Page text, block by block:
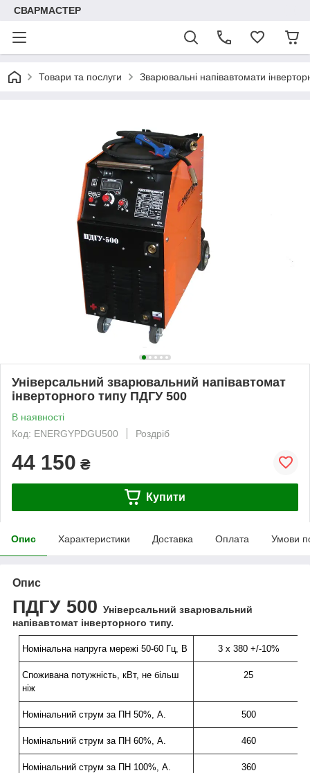
СВАРМАСТЕР
Товари та послуги Зварювальні напівавтомати
Універсальний зварювальний напівавтомат
інверторного типу ПДГУ 500
В наявності
Код: ENERGYPDGU500
Роздріб
44 150 ₴
Купити
Опис Характеристики Доставка Оплата Умови
Опис
ПДГУ 500 Універсальний зварювальний
напівавтомат інверторного типу.
Номінальна напруга мережі 50-60 Гц, В 3 x 380+/-10%
Споживана потужність, кВт, не більш
ніж
25
Номінальний струм за ПН 50%, А. 500
Номінальний струм за ПН 60%, А. 460
Номінальний струм за ПН 100%, А. 360